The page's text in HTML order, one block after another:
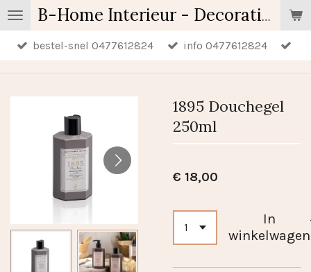
Ga
direct
naar
B-Home Interieur - Decoratie & Geschenken - Geurartikelen
bestel-snel 0477612824 info 0477612824
1895 Douchegel
250ml
€ 18,00
In
winkelwagen